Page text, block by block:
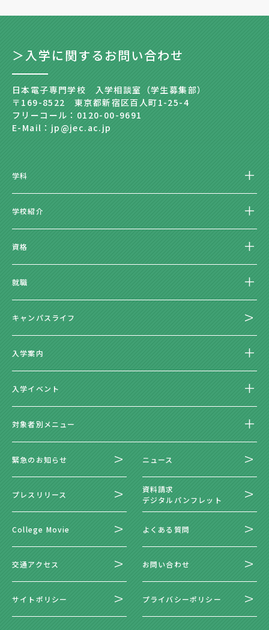
＞入学に関するお問い合わせ
日本電子専門学校 入学相談室（学生募集部）
〒169-8522 東京都新宿区百人町1-25-4
フリーコール：0120-00-9691
E-Mail：jp@jec.ac.jp
学科
学校紹介
資格
就職
キャンパスライフ
入学案内
入学イベント
対象者別メニュー
緊急のお知らせ ニュース
プレスリリース
資料請求
デジタルパンフレット
College Movie よくある質問
交通アクセス お問い合わせ
サイトポリシー プライバシーポリシー